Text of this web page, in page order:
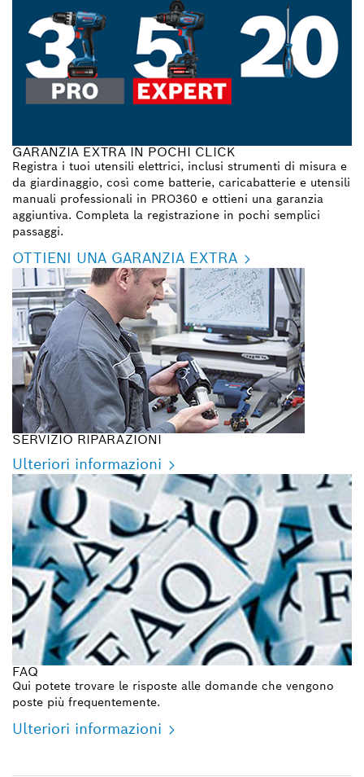
GARANZIA EXTRA IN POCHI CLICK
Registra i tuoi utensili elettrici, inclusi strumenti di misura e
da giardinaggio, così come batterie, caricabatterie e utensili
manuali professionali in PRO360 e ottieni una garanzia
aggiuntiva. Completa la registrazione in pochi semplici
passaggi.
OTTIENI UNA GARANZIA EXTRA
SERVIZIO RIPARAZIONI
Ulteriori informazioni
FAQ
Qui potete trovare le risposte alle domande che vengono
poste più frequentemente.
Ulteriori informazioni